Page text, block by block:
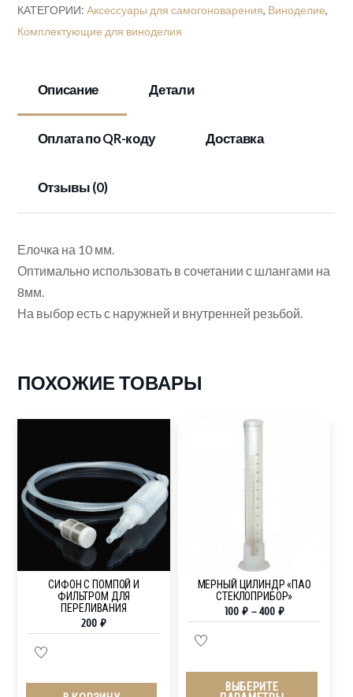
КАТЕГОРИИ:Аксессуары для самогоноварения, Виноделие,
Комплектующие для виноделия
Описание Детали
Оплата по QR-коду Доставка
Отзывы (0)
Елочка на 10 мм.
Оптимально использовать в сочетании с шлангами на
8мм.
На выбор есть с наружней и внутренней резьбой.
ПОХОЖИЕ ТОВАРЫ
СИФОН С ПОМПОЙ И
ФИЛЬТРОМ ДЛЯ
ПЕРЕЛИВАНИЯ
200₽
МЕРНЫЙ ЦИЛИНДР «ПАО
СТЕКЛОПРИБОР»
100 ₽–400 ₽
ВЫБЕРИТЕ